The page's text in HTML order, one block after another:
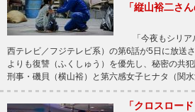
「縦山裕二さ
「今夜もシリア
西テレビ／フジテレビ系）の第6話が5日に放
よりも復讐（ふくしゅう）を優先し、秘密の共
刑事・磯貝（横山裕）と第六感女子ヒナタ（関
「クロスロー